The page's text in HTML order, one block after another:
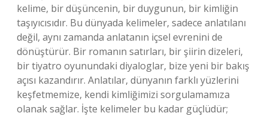
kelime, bir düşüncenin, bir duygunun, bir kimliğin
taşıyıcısıdır. Bu dünyada kelimeler, sadece anlatılanı
değil, aynı zamanda anlatanın içsel evrenini de
dönüştürür. Bir romanın satırları, bir şiirin dizeleri,
bir tiyatro oyunundaki diyaloglar, bize yeni bir bakış
açısı kazandırır. Anlatılar, dünyanın farklı yüzlerini
keşfetmemize, kendi kimliğimizi sorgulamamıza
olanak sağlar. İşte kelimeler bu kadar güçlüdür;